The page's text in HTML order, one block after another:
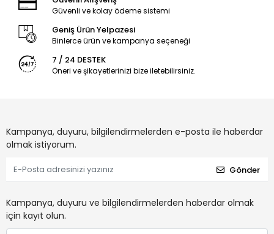
Güvenli ve kolay ödeme sistemi
Geniş Ürün Yelpazesi
Binlerce ürün ve kampanya seçeneği
7 / 24 DESTEK
Öneri ve şikayetlerinizi bize iletebilirsiniz.
Kampanya, duyuru, bilgilendirmelerden e-posta ile haberdar
olmak istiyorum.
Gönder
Kampanya, duyuru ve bilgilendirmelerden haberdar olmak
için kayıt olun.